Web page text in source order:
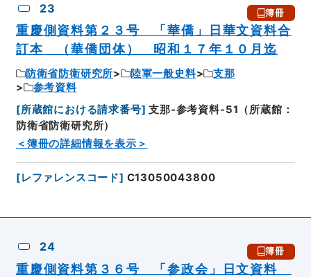
23 簿冊
重慶側資料第２３号 「華僑」日華文資料合
訂本 （華僑団体） 昭和１７年１０月迄
防衛省防衛研究所 陸軍一般史料
支那
参考資料
[所蔵館における請求番号] 支那-参考資料-51（所蔵館：
防衛省防衛研究所）
＜簿冊の詳細情報を表示＞
[レファレンスコード] C13050043800
24 簿冊
重慶側資料第３６号 「参政会」日文資料